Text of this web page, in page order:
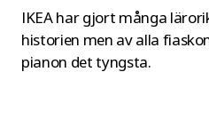
IKEA har gjort många
historien men av alla
pianon det tyngsta.